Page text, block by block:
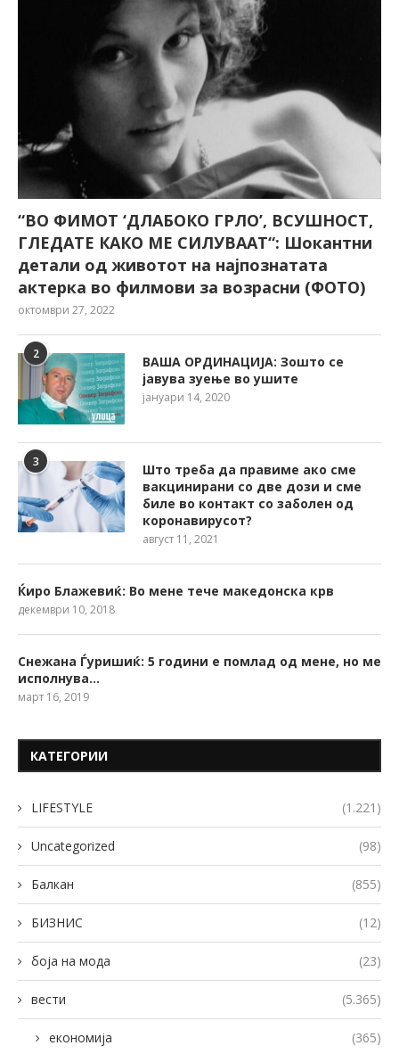
“ВО ФИМОТ ‘ДЛАБОКО ГРЛО’, ВСУШНОСТ,
ГЛЕДАТЕ КАКО МЕ СИЛУВААТ“: Шокантни
детали од животот на најпознатата
актерка во филмови за возрасни (ФОТО)
октомври 27, 2022
2
ВАША ОРДИНАЦИЈА: Зошто се
јавува зуење во ушите
јануари 14, 2020
3
Што треба да правиме ако сме
вакцинирани со две дози и сме
биле во контакт со заболен од
коронавирусот?
август 11, 2021
Ќиро Блажевиќ: Во мене тече македонска крв
декември 10, 2018
Снежана Ѓуришиќ: 5 години е помлад од мене, но ме
исполнува…
март 16, 2019
КАТЕГОРИИ
LIFESTYLE (1.221)
Uncategorized (98)
Балкан (855)
БИЗНИС (12)
боја на мода (23)
вести (5.365)
економија (365)